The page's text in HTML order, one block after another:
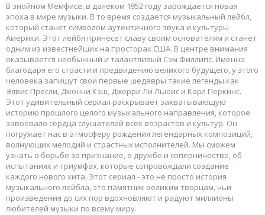
В знойном Мемфисе, в далеком 1952 году зарождается новая
эпоха в мире музыки. В то время создается музыкальный лейбл,
который станет символом аутентичного звука и культуры
Америки. Этот лейбл принесет славу своим основателям и станет
одним из известнейших на просторах США. В центре внимания
оказывается необычный и талантливый Сэм Филлипс. Именно
благодаря его страсти и предвидению великого будущего, у этого
человека запишут свои первые шедевры такие легенды как
Элвис Пресли, Джонни Кэш, Джерри Ли Льюис и Карл Перкинс.
Этот удивительный сериал раскрывает захватывающую
историю прошлого целого музыкального направления, которое
завоевало сердца слушателей всех возрастов и культур. Он
погружает нас в атмосферу рождения легендарных композиций,
волнующих мелодий и страстных исполнителей. Мы сможем
узнать о борьбе за признание, о дружбе и соперничестве, об
испытаниях и триумфах, которые сопровождали создание
каждого нового хита. Этот сериал - это не просто история
музыкального лейбла, это памятник великим творцам, чьи
произведения до сих пор вдохновляют и радуют миллионы
любителей музыки по всему миру.